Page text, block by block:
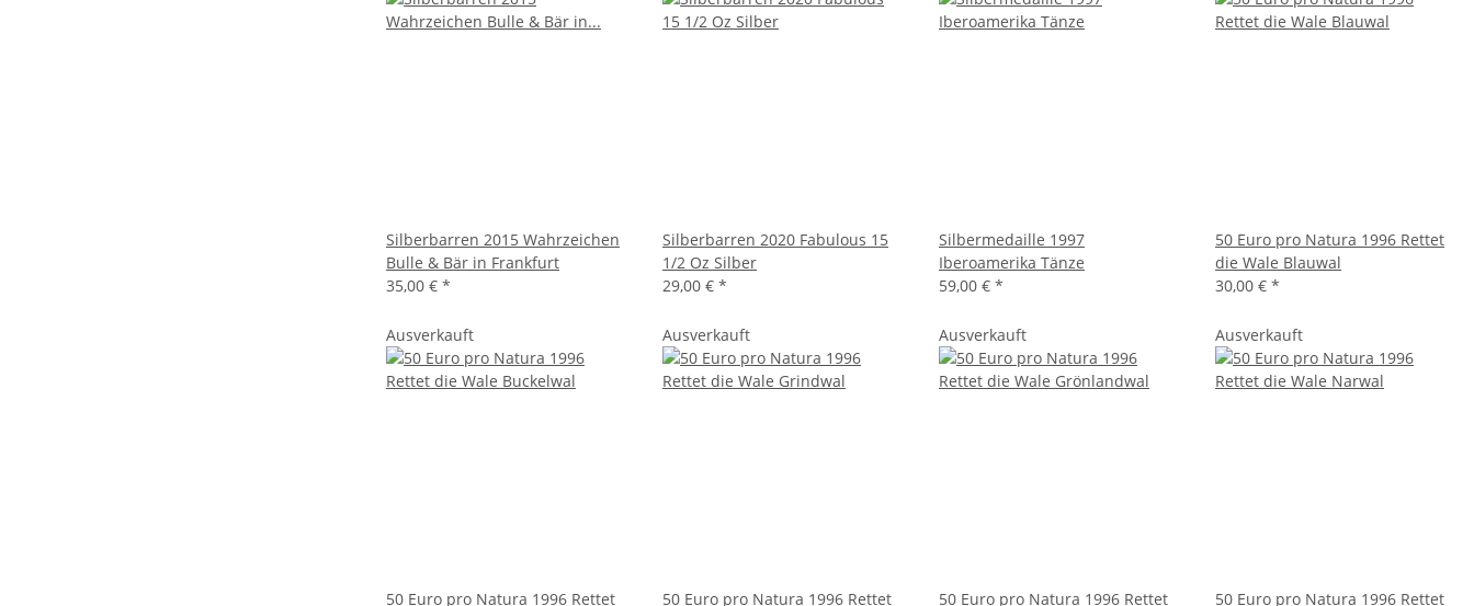
Silberbarren 2015 Wahrzeichen
Bulle & Bär in Frankfurt
35,00 € *
Silberbarren 2020 Fabulous 15
1/2 Oz Silber
29,00 € *
Silbermedaille 1997
Iberoamerika Tänze
59,00 € *
50 Euro pro Natura 1996 Rettet
die Wale Blauwal
30,00 € *
Ausverkauft
50 Euro pro Natura 1996 Rettet
Ausverkauft
50 Euro pro Natura 1996 Rettet
Ausverkauft
50 Euro pro Natura 1996 Rettet
Ausverkauft
50 Euro pro Natura 1996 Rettet